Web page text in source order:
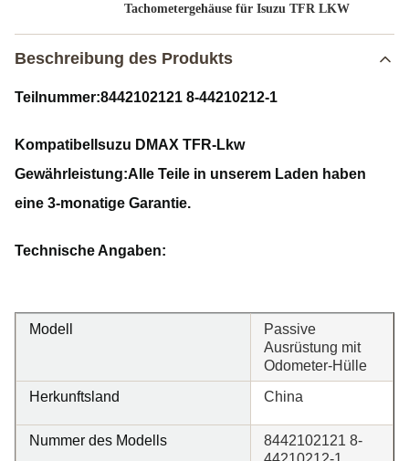
Tachometergehäuse für Isuzu TFR LKW
Beschreibung des Produkts
Teilnummer:8442102121 8-44210212-1
Kompatibel Isuzu DMAX TFR-Lkw
Gewährleistung:Alle Teile in unserem Laden haben
eine 3-monatige Garantie.
Technische Angaben:
Modell
Passive
Ausrüstung mit
Odometer-Hülle
Herkunftsland
China
Nummer des Modells
8442102121 8-